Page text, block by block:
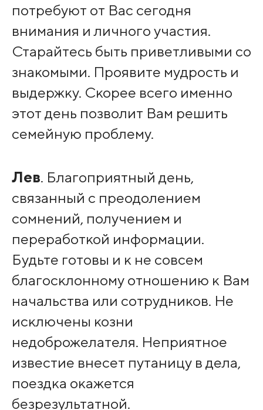
потребуют от Вас сегодня
внимания и личного участия.
Старайтесь быть приветливыми со
знакомыми. Проявите мудрость и
выдержку. Скорее всего именно
этот день позволит Вам решить
семейную проблему.
Лев. Благоприятный день,
связанный с преодолением
сомнений, получением и
переработкой информации.
Будьте готовы и к не совсем
благосклонному отношению к Вам
начальства или сотрудников. Не
исключены козни
недоброжелателя. Неприятное
известие внесет путаницу в дела,
поездка окажется
безрезультатной.